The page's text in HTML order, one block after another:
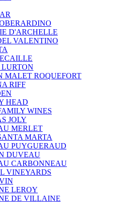
D'ARCHELLE
VALENTINO
MALET ROQUEFORT
RIFF
HEAD
WINES
JOLY
MERLET
MARTA
PUYGUERAUD
DUVEAU
CARBONNEAU
VINEYARDS
LEROY
DE VILLAINE